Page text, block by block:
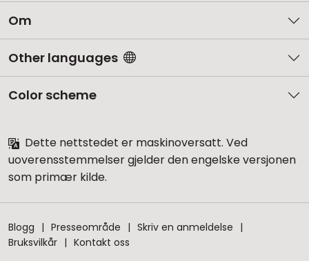
Om
Other languages
Color scheme
Dette nettstedet er maskinoversatt. Ved
uoverensstemmelser gjelder den engelske versjonen
som primær kilde.
Blogg Presseområde
Skriv en anmeldelse
Bruksvilkår
Kontakt oss